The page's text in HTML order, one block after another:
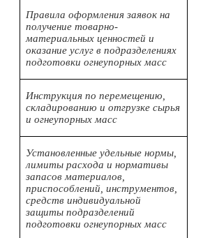
Правила оформления заявок на
получение товарно-
материальных ценностей и
оказание услуг в подразделениях
подготовки огнеупорных масс
Инструкция по перемещению,
складированию и отгрузке сырья
и огнеупорных масс
Установленные удельные нормы,
лимиты расхода и нормативы
запасов материалов,
приспособлений, инструментов,
средств индивидуальной
защиты подразделений
подготовки огнеупорных масс